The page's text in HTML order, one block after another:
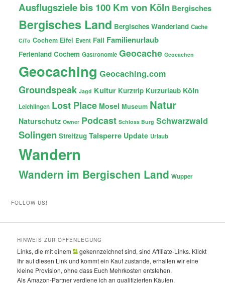
Ausflugsziele bis 100 Km von Köln Bergisches
Bergisches Land Bergisches Wanderland Cache
CiTo Cochem Eifel Event Fail Familienurlaub
Ferienland Cochem Gastronomie Geocache Geocachen
Geocaching Geocaching.com
Groundspeak Jagd Kultur Kurztrip Kurzurlaub Köln
Leichlingen Lost Place Mosel Museum Natur
Naturschutz Owner Podcast Schloss Burg Schwarzwald
Solingen Streifzug Talsperre Update Urlaub
Wandern
Wandern im Bergischen Land Wupper
FOLLOW US!
HINWEIS ZUR OFFENLEGUNG
Links, die mit einem
gekennzeichnet sind, sind Affiliate-Links. Klickt
Ihr auf diesen Link und kommt ein Kauf zustande, erhalten wir eine
kleine Provision, ohne dass Euch Mehrkosten entstehen.
Als Amazon-Partner verdiene ich an qualifizierten Käufen.